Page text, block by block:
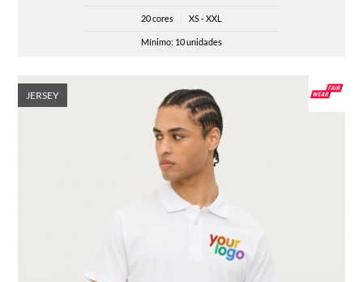
20 cores XS - XXL
Mínimo: 10 unidades
JERSEY